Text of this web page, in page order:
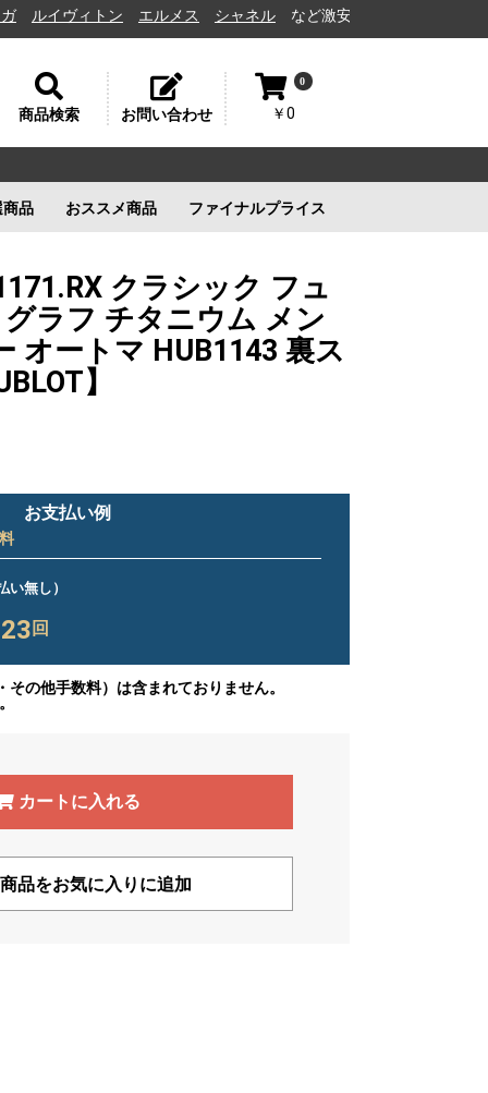
ヴィトン エルメス シャネル など激安通販と高価買取の茨城県水
商品検索 お問い合わせ
0
￥0
商品 おススメ商品 ファイナルプライス
クラシック フュ
ラフ チタニウム メン
オートマ HUB1143 裏ス
】
お支払い例
い無し）
23 回
の他手数料）は含まれておりません。
カートに入れる
品をお気に入りに追加